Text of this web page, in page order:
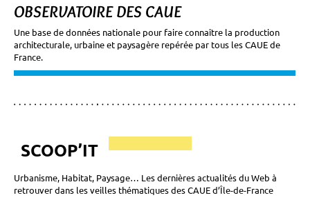
OBSERVATOIRE DES CAUE
Une base de données nationale pour faire connaître la production
architecturale, urbaine et paysagère repérée par tous les CAUE de
France.
SCOOP’IT
Urbanisme, Habitat, Paysage… Les dernières actualités du Web à
retrouver dans les veilles thématiques des CAUE d’Île-de-France